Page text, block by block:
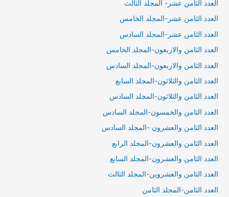
العدد الثامن عشر- المجلد الثالث
العدد الثامن عشر-المجلد الخامس
العدد الثامن عشر-المجلد السادس
العدد الثامن والاربعون-المجلد الخامس
العدد الثامن والاربعون-المجلد السادس
العدد الثامن والثلاثون-المجلد السابع
العدد الثامن والثلاثون-المجلد السادس
العدد الثامن والخمسون-المجلد السادس
العدد الثامن والعشرون -المجلد السادس
العدد الثامن والعشرون-المجلد الرابع
العدد الثامن والعشرون-المجلد السابع
العدد الثامن والعشروين-المجلد الثالث
العدد الثامن-المجلد الثامن